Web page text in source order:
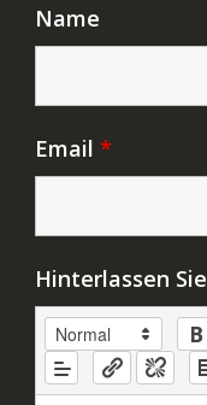
Name
Email *
Hinterlassen